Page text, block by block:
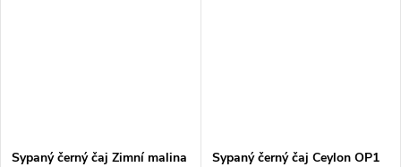
Sypaný černý čaj Zimní malina Sypaný černý čaj Ceylon OP1